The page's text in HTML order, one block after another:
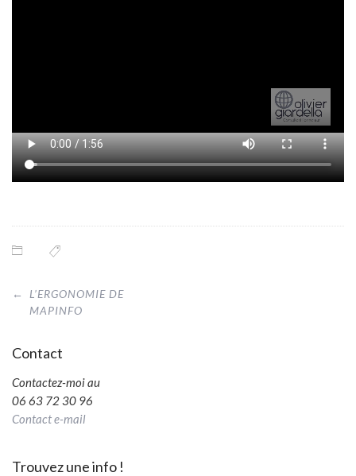
Post
navigation
←
L’ERGONOMIE DE
MAPINFO
Contact
Contactez-moi au
06 63 72 30 96
Contact e-mail
Trouvez une info !